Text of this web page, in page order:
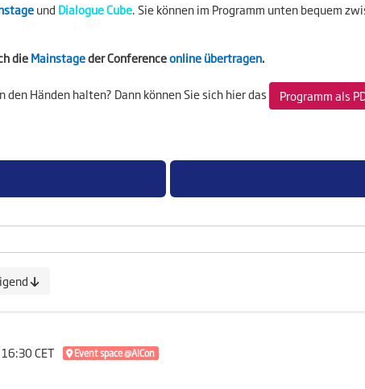
und Dialogue Cube.Sie können im Programm unten bequem
dieMainstageder Conferenceonline übertragen.
Händen halten? Dann können Sie sich hier das Programm als
CET Event space @AICon